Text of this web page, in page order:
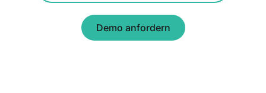
Demo anfordern